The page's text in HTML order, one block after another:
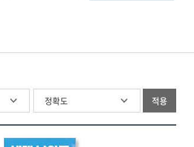
적용